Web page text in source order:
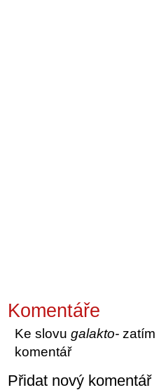
Komentáře
Ke slovugalakto- zatím
komentář
Přidat nový komentář